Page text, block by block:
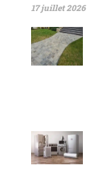
17 juillet 2026